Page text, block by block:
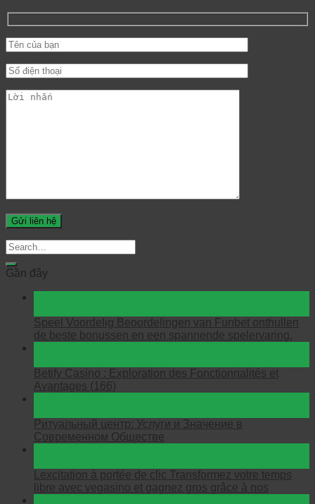
Gần đây
Speel Voordelig Beoordelingen van Funbet onthullen
de beste bonussen en een spannende spelervaring.
Betify Casino : Exploration des Fonctionnalités et
Avantages (166)
Ритуальный центр: Услуги и Значение в
Современном Обществе
Lexcitation à portée de clic Transformez votre temps
libre avec vegasino et gagnez gros grâce à nos